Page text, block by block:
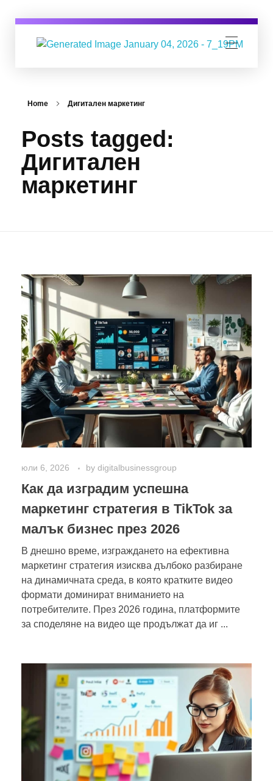
Home Дигитален маркетинг
Posts tagged:
Дигитален
маркетинг
юли 6, 2026 by digitalbusinessgroup
Как да изградим успешна
маркетинг стратегия в TikTok за
малък бизнес през 2026
В днешно време, изграждането на ефективна
маркетинг стратегия изисква дълбоко разбиране
на динамичната среда, в която кратките видео
формати доминират вниманието на
потребителите. През 2026 година, платформите
за споделяне на видео ще продължат да иг ...